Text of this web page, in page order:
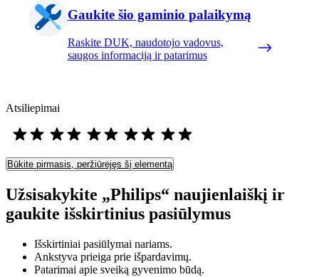
Gaukite šio gaminio palaikymą
Raskite DUK, naudotojo vadovus,
saugos informaciją ir patarimus
Atsiliepimai
Būkite pirmasis, peržiūrėjęs šį elementą
Užsisakykite „Philips“ naujienlaiškį ir
gaukite išskirtinius pasiūlymus
Išskirtiniai pasiūlymai nariams.
Ankstyva prieiga prie išpardavimų.
Patarimai apie sveiką gyvenimo būdą.